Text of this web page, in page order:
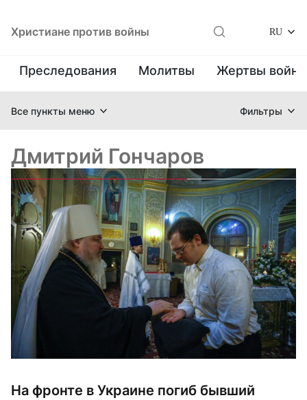
Христиане против войны RU
Преследования Молитвы Жертвы
Все пункты меню Фильтры
Дмитрий Гончаров
На фронте в Украине погиб бывший